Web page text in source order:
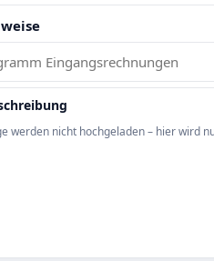
werden nicht hochgeladen – hier wird